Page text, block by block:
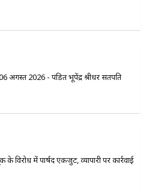
अगस्त 2026 - पंडित भूपेंद्र श्रीधर सतपति
विरोध में पार्षद एकजुट, व्यापारी पर कार्रवाई